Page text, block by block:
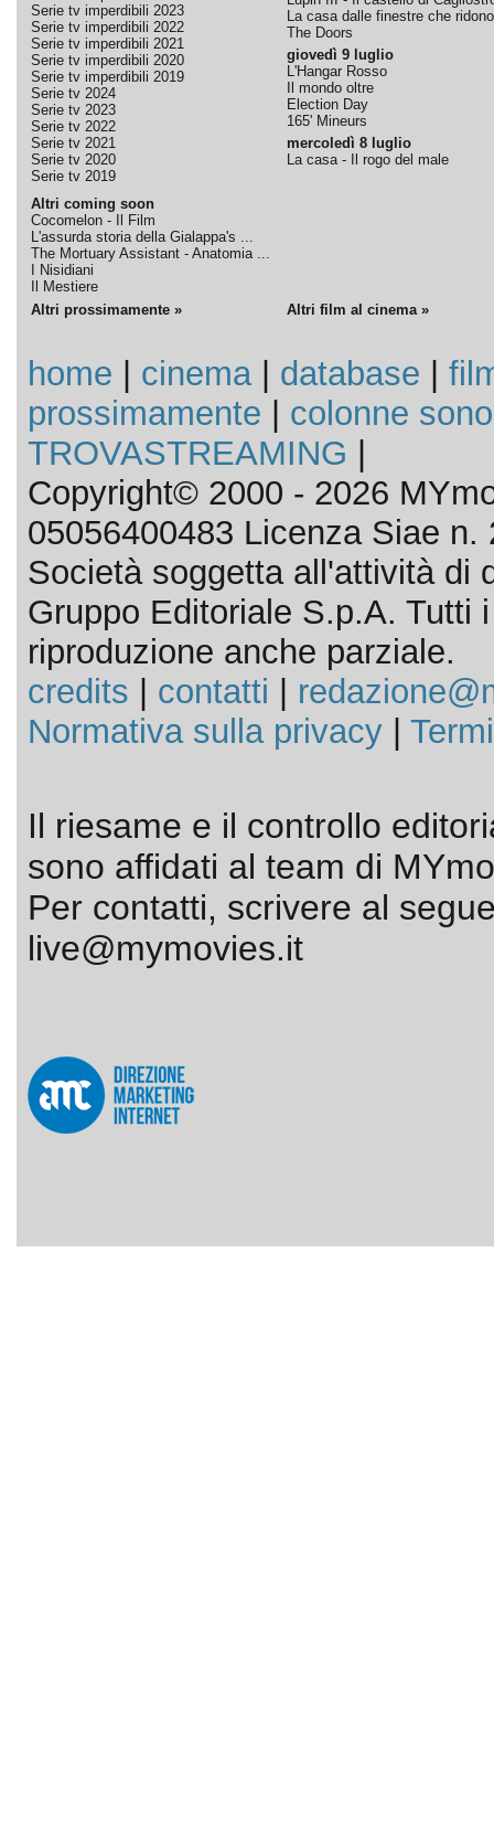
Serie tv imperdibili 2023
Serie tv imperdibili 2022
Serie tv imperdibili 2021
Serie tv imperdibili 2020
Serie tv imperdibili 2019
Serie tv 2024
Serie tv 2023
Serie tv 2022
Serie tv 2021
Serie tv 2020
Serie tv 2019
Altri coming soon
Cocomelon - Il Film
L'assurda storia della Gialappa's ...
The Mortuary Assistant - Anatomia ...
I Nisidiani
Il Mestiere
La casa dalle finestre che ridono
The Doors
giovedì 9 luglio
L'Hangar Rosso
Il mondo oltre
Election Day
165' Mineurs
mercoledì 8 luglio
La casa - Il rogo del male
Altri prossimamente » Altri film al cinema »
home cinema| database
prossimamente
colonne
TROVASTREAMING
Copyright© 2000 - 2026
05056400483 Licenza Siae n.
Società soggetta all'attività di
Gruppo Editoriale S.p.A. Tutti
riproduzione anche parziale.
credits
contatti
Normativa sulla privacy|
Il riesame e il controllo
sono affidati al team di
Per contatti, scrivere al
live@mymovies.it